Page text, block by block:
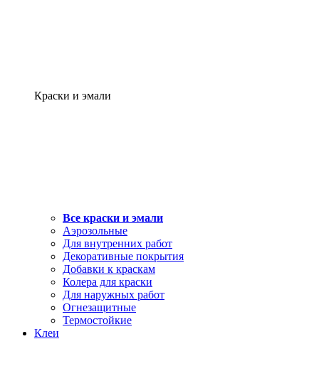
Краски и эмали
Все краски и эмали
Аэрозольные
Для внутренних работ
Декоративные покрытия
Добавки к краскам
Колера для краски
Для наружных работ
Огнезащитные
Термостойкие
Клеи